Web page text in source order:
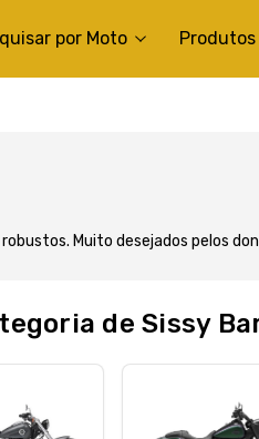
por Moto Produtos
Muito desejados pelos
de Sissy